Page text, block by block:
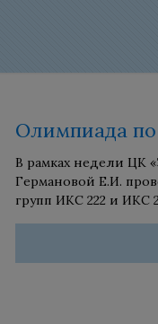
Олимпиада
В рамках недели ЦК
Германовой Е.И.
групп ИКС 222 и ИКС